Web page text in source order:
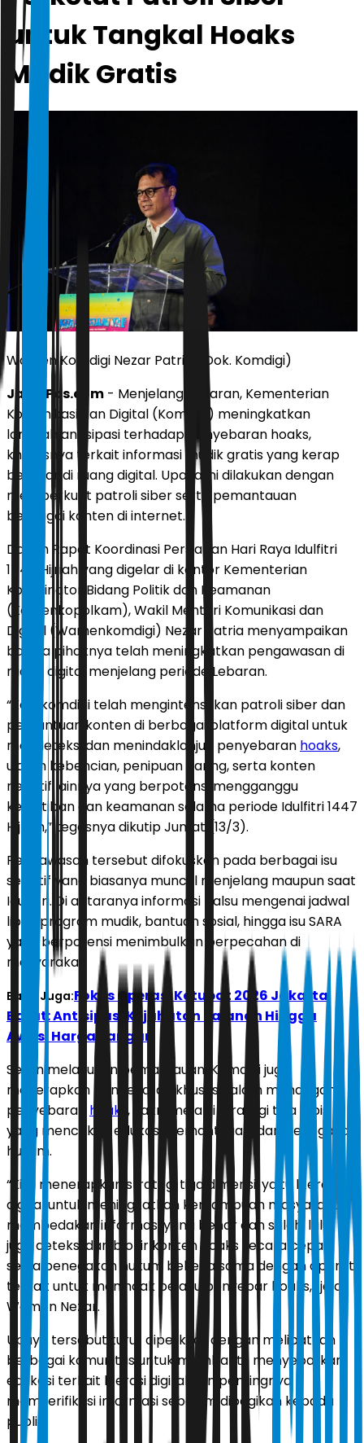
untuk Tangkal Hoaks
Mudik Gratis
Wamen Komdigi Nezar Patria. (Dok. Komdigi)
JawaPos.com - Menjelang Lebaran, Kementerian
Komunikasi dan Digital (Komdigi) meningkatkan
langkah antisipasi terhadap penyebaran hoaks,
khususnya terkait informasi mudik gratis yang kerap
beredar di ruang digital. Upaya ini dilakukan dengan
memperkuat patroli siber serta pemantauan
berbagai konten di internet.
Dalam Rapat Koordinasi Persiapan Hari Raya Idulfitri
1447 Hijriah yang digelar di kantor Kementerian
Koordinator Bidang Politik dan Keamanan
(Kemenkopolkam), Wakil Menteri Komunikasi dan
Digital (Wamenkomdigi) Nezar Patria menyampaikan
bahwa pihaknya telah meningkatkan pengawasan di
ruang digital menjelang periode Lebaran.
“Kemkomdigi telah mengintensifkan patroli siber dan
pemantuan konten di berbagai platform digital untuk
mendeteksi dan menindaklanjuti penyebaran hoaks,
ujaran kebencian, penipuan daring, serta konten
negatif lainnya yang berpotensi mengganggu
ketertiban dan keamanan selama periode Idulfitri 1447
Hijriah,” tegasnya dikutip Jumat (13/3).
Pengawasan tersebut difokuskan pada berbagai isu
sensitif yang biasanya muncul menjelang maupun saat
Idulfitri. Di antaranya informasi palsu mengenai jadwal
libur, program mudik, bantuan sosial, hingga isu SARA
yang berpotensi menimbulkan perpecahan di
masyarakat.
Baca Juga:Fokus Operasi Ketupat 2026 Jakarta
Barat: Antisipasi Kejahatan Jalanan Hingga
Awasi Harga Pangan
Selain melakukan pemantauan, Komdigi juga
menerapkan pendekatan khusus dalam menangani
penyebaran hoaks , yakni melalui strategi tiga lapis
yang mencakup edukasi, pemantauan, dan penegakan
hukum.
“Kita menerapkan strategi tiga dimensi, yaitu literasi
digital untuk meningkatkan kemampuan masyarakat
membedakan informasi yang benar dan salah, lalu
juga deteksi dan blokir konten hoaks secara cepat,
serta penegakan hukum bekerja sama dengan aparat
terkait untuk menindak pelaku penyebar hoaks,” jelas
Wamen Nezar.
Upaya tersebut turut diperkuat dengan melibatkan
berbagai komunitas untuk membantu menyebarkan
edukasi terkait literasi digital dan pentingnya
memverifikasi informasi sebelum dibagikan kepada
publik.